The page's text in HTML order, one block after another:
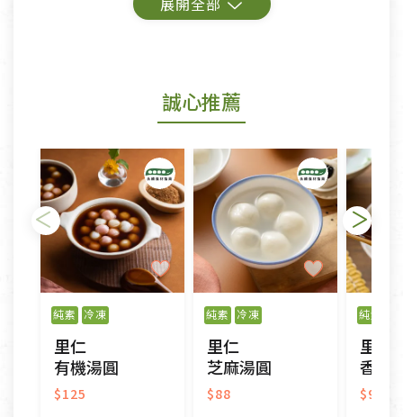
鑑賞期商品說明：
若您購買的商品有下列「不適用七天鑑賞期商品」情
形者，除商品瑕疵以外，恕不接受退換貨.
依消保法之規定提供該商品七天免費鑑賞期(含例假
日)的服務，原則上若商品未經使用或被汙損(除商品
瑕疵)，一般皆可申請退換貨。
不適用七天鑑賞期商品：
以數位或電磁紀錄形式儲存之商品、易於變質或損壞
之商品、以及性質上無法或不適合退換之商品：如
CD、VCD、DVD、電腦軟體，若產品瑕疵無法讀取僅
接受原片換新。
衣飾鞋類-如T恤，如於送達後水洗或污損者。
美容保養用品、內衣褲、襪子、口罩等私人消耗性產
誠心推薦
純素 冷凍
里仁
有機湯圓
$125
純素 冷凍
里仁
芝麻湯圓
$88
純素
里仁
香椿
$98